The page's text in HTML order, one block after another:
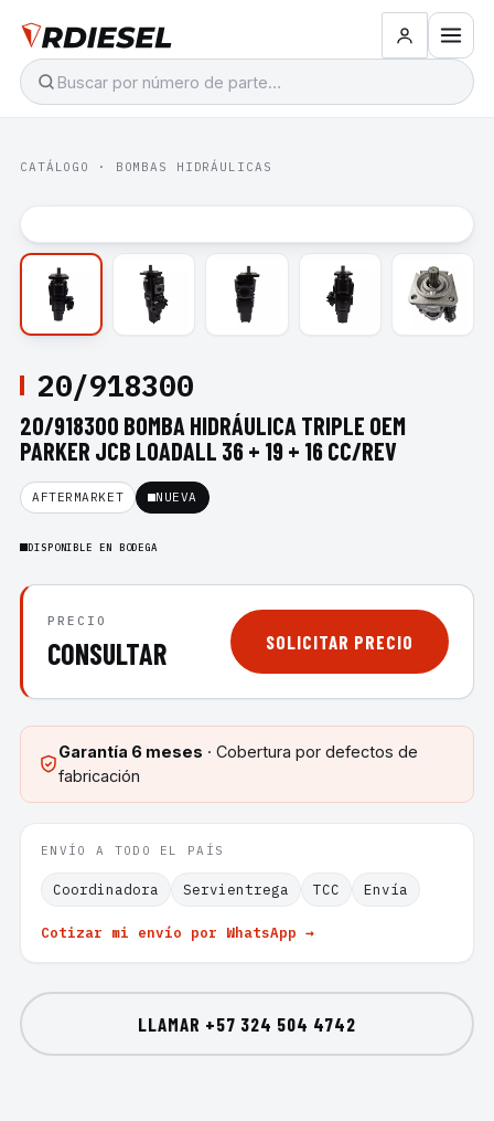
CATÁLOGO · BOMBAS HIDRÁULICAS
20/918300
20/918300 BOMBA HIDRÁULICA TRIPLE OEM
PARKER JCB LOADALL 36 + 19 + 16 CC/REV
AFTERMARKET NUEVA
DISPONIBLE EN BODEGA
PRECIO
CONSULTAR SOLICITAR PRECIO
Garantía 6 meses · Cobertura por defectos de
fabricación
ENVÍO A TODO EL PAÍS
Coordinadora Servientrega TCC Envía
Cotizar mi envío por WhatsApp →
LLAMAR +57 324 504 4742